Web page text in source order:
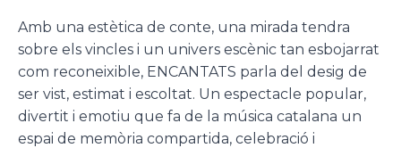
Amb una estètica de conte, una mirada tendra
sobre els vincles i un univers escènic tan esbojarrat
com reconeixible, ENCANTATS parla del desig de
ser vist, estimat i escoltat. Un espectacle popular,
divertit i emotiu que fa de la música catalana un
espai de memòria compartida, celebració i